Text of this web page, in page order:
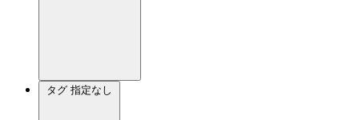
タグ 指定なし